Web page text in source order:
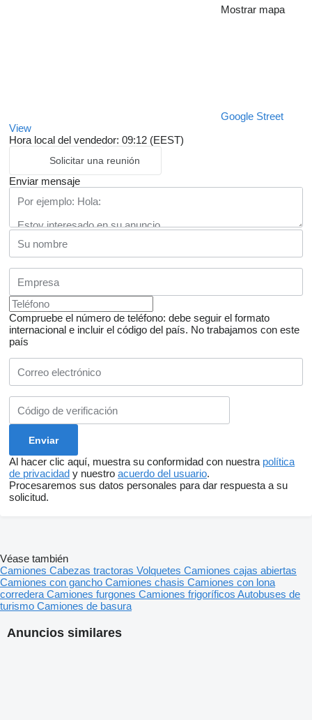
Mostrar mapa
Google Street
View
Hora local del vendedor: 09:12 (EEST)
Solicitar una reunión
Enviar mensaje
Compruebe el número de teléfono: debe seguir el formato
internacional e incluir el código del país. No trabajamos con este
país
Al hacer clic aquí, muestra su conformidad con nuestra política
de privacidad y nuestro acuerdo del usuario.
Procesaremos sus datos personales para dar respuesta a su
solicitud.
Anuncios similares
Véase también
Camiones Cabezas tractoras Volquetes Camiones cajas abiertas
Camiones con gancho Camiones chasis Camiones con lona
corredera Camiones furgones Camiones frigoríficos Autobuses de
turismo Camiones de basura